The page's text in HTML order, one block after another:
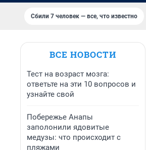
Сбили 7 человек — все, что известно
ВСЕ НОВОСТИ
Тест на возраст мозга:
ответьте на эти 10 вопросов и
узнайте свой
Побережье Анапы
заполонили ядовитые
медузы: что происходит с
пляжами